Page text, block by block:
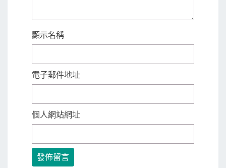
顯示名稱
電子郵件地址
個人網站網址